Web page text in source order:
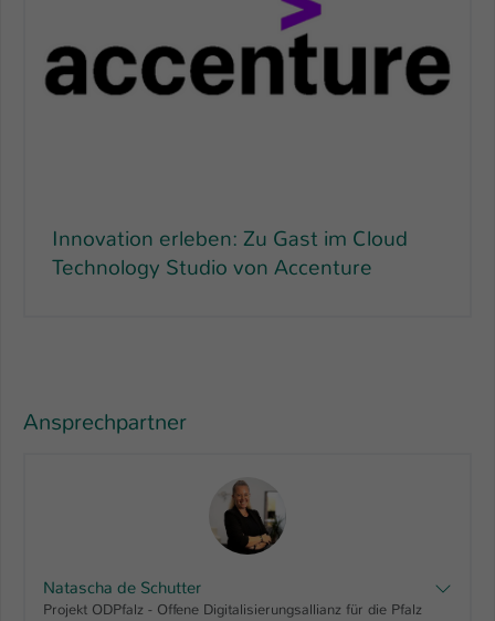
Innovation erleben: Zu Gast im Cloud
Technology Studio von Accenture
Ansprechpartner
Natascha de Schutter
Projekt ODPfalz - Offene Digitalisierungsallianz für die Pfalz